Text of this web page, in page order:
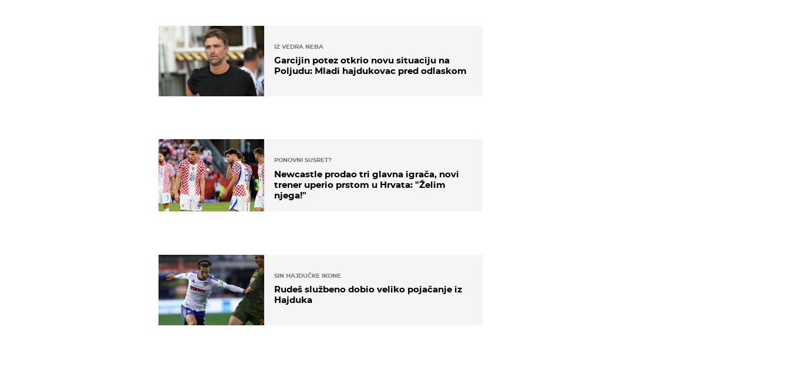
IZ VEDRA NEBA
Garcijin potez otkrio novu situaciju na
Poljudu: Mladi hajdukovac pred odlaskom
PONOVNI SUSRET?
Newcastle prodao tri glavna igrača, novi
trener uperio prstom u Hrvata: "Želim
njega!"
SIN HAJDUČKE IKONE
Rudeš službeno dobio veliko pojačanje iz
Hajduka